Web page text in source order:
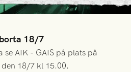
18/7
AIK - GAIS på plats på
18/7 kl 15.00.